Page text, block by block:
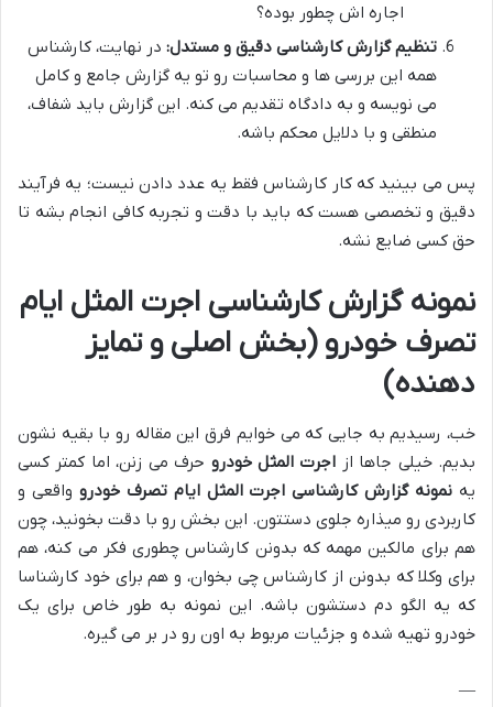
اجاره اش چطور بوده؟
تنظیم گزارش کارشناسی دقیق و مستدل: در نهایت، کارشناس
همه این بررسی ها و محاسبات رو تو یه گزارش جامع و کامل
می نویسه و به دادگاه تقدیم می کنه. این گزارش باید شفاف،
منطقی و با دلایل محکم باشه.
پس می بینید که کار کارشناس فقط یه عدد دادن نیست؛ یه فرآیند
دقیق و تخصصی هست که باید با دقت و تجربه کافی انجام بشه تا
حق کسی ضایع نشه.
نمونه گزارش کارشناسی اجرت المثل ایام
تصرف خودرو (بخش اصلی و تمایز
دهنده)
خب، رسیدیم به جایی که می خوایم فرق این مقاله رو با بقیه نشون
بدیم. خیلی جاها از اجرت المثل خودرو حرف می زنن، اما کمتر کسی
یه نمونه گزارش کارشناسی اجرت المثل ایام تصرف خودرو واقعی و
کاربردی رو میذاره جلوی دستتون. این بخش رو با دقت بخونید، چون
هم برای مالکین مهمه که بدونن کارشناس چطوری فکر می کنه، هم
برای وکلا که بدونن از کارشناس چی بخوان، و هم برای خود کارشناسا
که یه الگو دم دستشون باشه. این نمونه به طور خاص برای یک
خودرو تهیه شده و جزئیات مربوط به اون رو در بر می گیره.
—